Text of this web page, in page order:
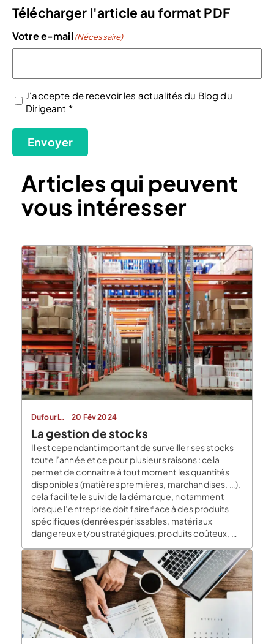
Télécharger l'article au format PDF
Votre e-mail (Nécessaire)
(Nécessaire)
J'accepte de recevoir les actualités du Blog du
Dirigeant *
Envoyer
Articles qui peuvent
vous intéresser
Dufour L. 20 Fév 2024
La gestion de stocks
Il est cependant important de surveiller ses stocks
toute l’année et ce pour plusieurs raisons : cela
permet de connaitre à tout moment les quantités
disponibles (matières premières, marchandises, …),
cela facilite le suivi de la démarque, notamment
lorsque l’entreprise doit faire face à des produits
spécifiques (denrées périssables, matériaux
dangereux et/ou stratégiques, produits coûteux, …)